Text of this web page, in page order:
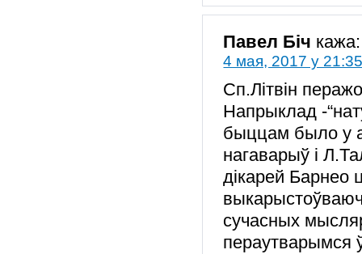
Павел Біч кажа:
4 мая, 2017 у
Сп.Літвін
Напрыклад -
быццам было у
нагаварыў і
дікарей Барнео
сучасных
пераутварымся